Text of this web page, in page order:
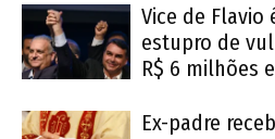
Vice de
estupro de
R$ 6 milhões
Ex-padre